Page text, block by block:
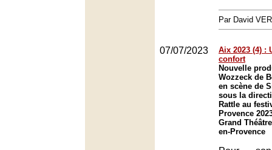
Par David
07/07/2023
Aix 2023 (4) :
confort
Nouvelle
Wozzeck de
en scène de
sous la
Rattle au
Provence
Grand
en-Provence